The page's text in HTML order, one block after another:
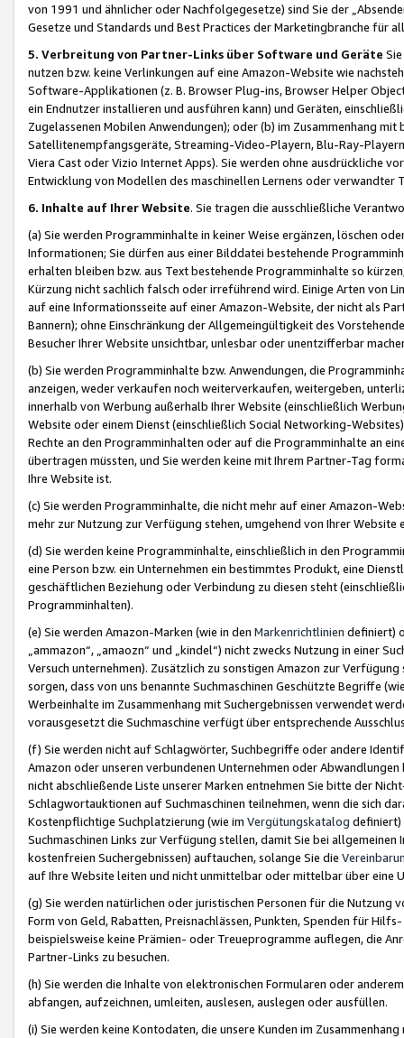
von 1991 und ähnlicher oder Nachfolgegesetze) sind Sie der
Gesetze und Standards und Best Practices der Marketingbranche für
5. Verbreitung von Partner-Links über Software und Geräte
nutzen bzw. keine Verlinkungen auf eine Amazon-Website wie
Software-Applikationen (z. B. Browser Plug-ins, Browser Helper
ein Endnutzer installieren und ausführen kann) und Geräten,
Zugelassenen Mobilen Anwendungen); oder (b) im Zusammenhang
Satellitenempfangsgeräte, Streaming-Video-Playern, Blu-Ray-
Viera Cast oder Vizio Internet Apps). Sie werden ohne ausdrückliche
Entwicklung von Modellen des maschinellen Lernens oder
6. Inhalte auf Ihrer Website. Sie tragen die ausschließliche
(a) Sie werden Programminhalte in keiner Weise ergänzen, löschen
Informationen; Sie dürfen aus einer Bilddatei bestehende
erhalten bleiben bzw. aus Text bestehende Programminhalte so
Kürzung nicht sachlich falsch oder irreführend wird. Einige Arten von
auf eine Informationsseite auf einer Amazon-Website, der nicht als
Bannern); ohne Einschränkung der Allgemeingültigkeit des
Besucher Ihrer Website unsichtbar, unlesbar oder unentzifferbar
(b) Sie werden Programminhalte bzw. Anwendungen, die
anzeigen, weder verkaufen noch weiterverkaufen, weitergeben,
innerhalb von Werbung außerhalb Ihrer Website (einschließlich
Website oder einem Dienst (einschließlich Social Networking-
Rechte an den Programminhalten oder auf die Programminhalte an
übertragen müssten, und Sie werden keine mit Ihrem Partner-Tag
Ihre Website ist.
(c) Sie werden Programminhalte, die nicht mehr auf einer Amazon-
mehr zur Nutzung zur Verfügung stehen, umgehend von Ihrer
(d) Sie werden keine Programminhalte, einschließlich in den
eine Person bzw. ein Unternehmen ein bestimmtes Produkt, eine
geschäftlichen Beziehung oder Verbindung zu diesen steht
Programminhalten).
(e) Sie werden Amazon-Marken (wie in den Markenrichtlinien definiert)
„ammazon“, „amaozn“ und „kindel“) nicht zwecks Nutzung in einer
Versuch unternehmen). Zusätzlich zu sonstigen Amazon zur
sorgen, dass von uns benannte Suchmaschinen Geschützte Begriffe
Werbeinhalte im Zusammenhang mit Suchergebnissen verwendet
vorausgesetzt die Suchmaschine verfügt über entsprechende
(f) Sie werden nicht auf Schlagwörter, Suchbegriffe oder andere
Amazon oder unseren verbundenen Unternehmen oder
nicht abschließende Liste unserer Marken entnehmen Sie bitte der
Schlagwortauktionen auf Suchmaschinen teilnehmen, wenn die sich
Kostenpflichtige Suchplatzierung (wie im Vergütungskatalog definiert)
Suchmaschinen Links zur Verfügung stellen, damit Sie bei
kostenfreien Suchergebnissen) auftauchen, solange Sie die
auf Ihre Website leiten und nicht unmittelbar oder mittelbar über eine
(g) Sie werden natürlichen oder juristischen Personen für die Nutzung
Form von Geld, Rabatten, Preisnachlässen, Punkten, Spenden für
beispielsweise keine Prämien- oder Treueprogramme auflegen, die
Partner-Links zu besuchen.
(h) Sie werden die Inhalte von elektronischen Formularen oder
abfangen, aufzeichnen, umleiten, auslesen, auslegen oder ausfüllen.
(i) Sie werden keine Kontodaten, die unsere Kunden im